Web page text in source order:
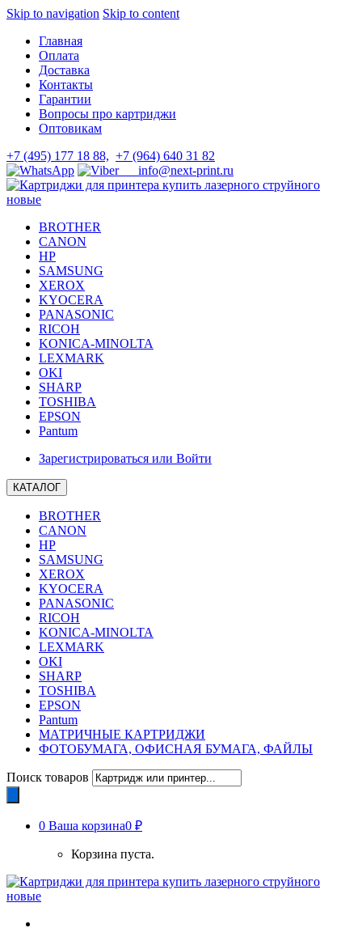
Skip to navigation Skip to content
Главная
Оплата
Доставка
Контакты
Гарантии
Вопросы про картриджи
Оптовикам
+7 (495) 177 18 88, +7 (964) 640 31 82
info@next-print.ru
BROTHER
CANON
HP
SAMSUNG
XEROX
KYOCERA
PANASONIC
RICOH
KONICA-MINOLTA
LEXMARK
OKI
SHARP
TOSHIBA
EPSON
Pantum
Зарегистрироваться или Войти
КАТАЛОГ
BROTHER
CANON
HP
SAMSUNG
XEROX
KYOCERA
PANASONIC
RICOH
KONICA-MINOLTA
LEXMARK
OKI
SHARP
TOSHIBA
EPSON
Pantum
МАТРИЧНЫЕ КАРТРИДЖИ
ФОТОБУМАГА, ОФИСНАЯ БУМАГА, ФАЙЛЫ
Поиск товаров
0 Ваша корзина0 ₽
Корзина пуста.